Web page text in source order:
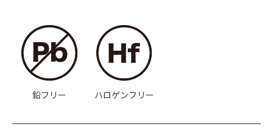
鉛フリー ハロゲンフリー